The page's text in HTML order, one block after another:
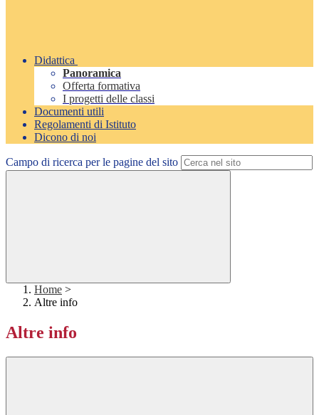
Didattica
Panoramica
Offerta formativa
I progetti delle classi
Documenti utili
Regolamenti di Istituto
Dicono di noi
Campo di ricerca per le pagine del sito
Home >
Altre info
Altre info